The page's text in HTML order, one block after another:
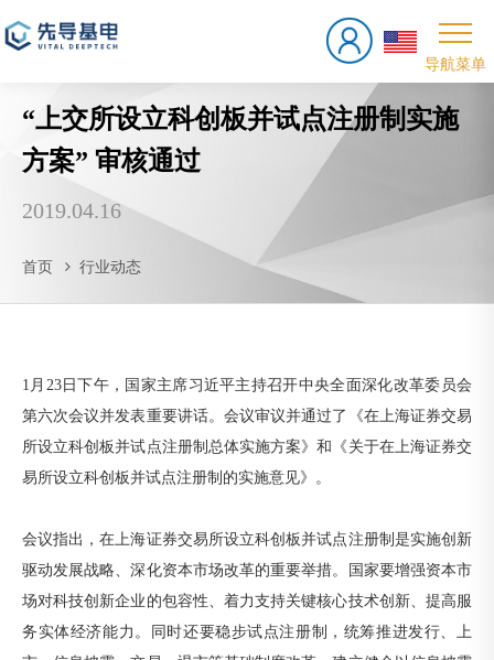
“上交所设立科创板并试点注册制实施
方案” 审核通过
2019.04.16
首页 行业动态
1月23日下午，国家主席习近平主持召开中央全面深化改革委员会
第六次会议并发表重要讲话。会议审议并通过了《在上海证券交易
所设立科创板并试点注册制总体实施方案》和《关于在上海证券交
易所设立科创板并试点注册制的实施意见》。
会议指出，在上海证券交易所设立科创板并试点注册制是实施创新
驱动发展战略、深化资本市场改革的重要举措。国家要增强资本市
场对科技创新企业的包容性、着力支持关键核心技术创新、提高服
务实体经济能力。同时还要稳步试点注册制，统筹推进发行、上